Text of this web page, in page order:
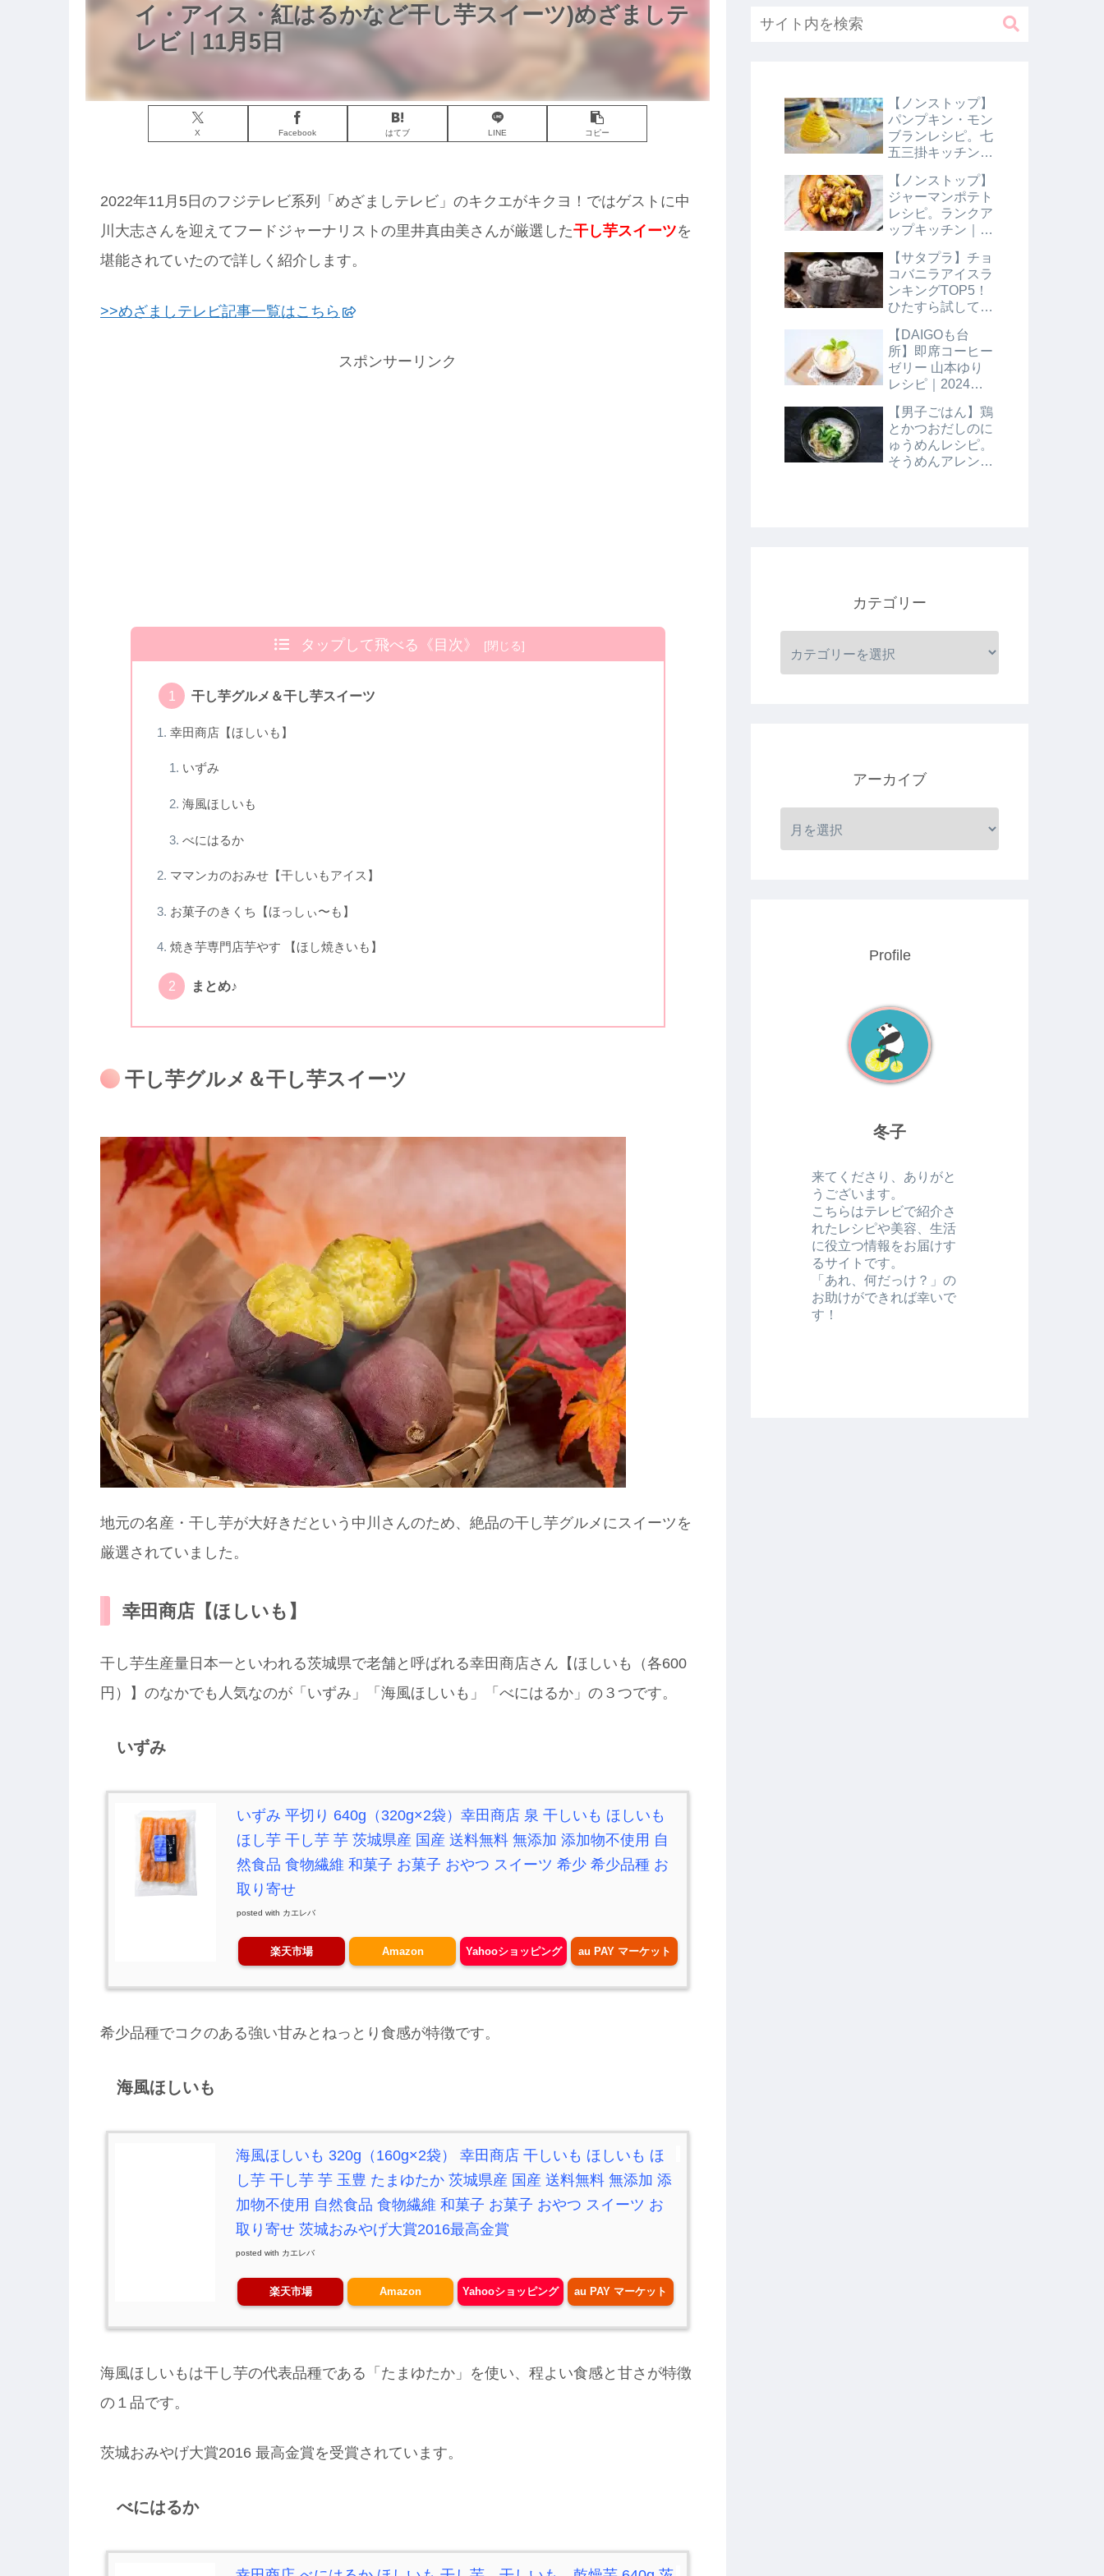
イ・アイス・紅はるかなど干し芋スイーツ)めざましテ
レビ｜11月5日
X Facebook はてブ LINE コピー
2022年11月5日のフジテレビ系列「めざましテレビ」のキクエがキクヨ！ではゲストに中
川大志さんを迎えてフードジャーナリストの里井真由美さんが厳選した干し芋スイーツを
堪能されていたので詳しく紹介します。
>>めざましテレビ記事一覧はこちら
スポンサーリンク
タップして飛べる《目次》
干し芋グルメ＆干し芋スイーツ
幸田商店【ほしいも】
いずみ
海風ほしいも
べにはるか
ママンカのおみせ【干しいもアイス】
お菓子のきくち【ほっしぃ〜も】
焼き芋専門店芋やす 【ほし焼きいも】
まとめ♪
干し芋グルメ＆干し芋スイーツ
地元の名産・干し芋が大好きだという中川さんのため、絶品の干し芋グルメにスイーツを
厳選されていました。
幸田商店【ほしいも】
干し芋生産量日本一といわれる茨城県で老舗と呼ばれる幸田商店さん【ほしいも（各600
円）】のなかでも人気なのが「いずみ」「海風ほしいも」「べにはるか」の３つです。
いずみ
いずみ 平切り 640g（320g×2袋）幸田商店 泉 干しいも ほしいも
ほし芋 干し芋 芋 茨城県産 国産 送料無料 無添加 添加物不使用 自
然食品 食物繊維 和菓子 お菓子 おやつ スイーツ 希少 希少品種 お
取り寄せ
posted with カエレバ
楽天市場 Amazon Yahooショッピング au PAY マーケット
希少品種でコクのある強い甘みとねっとり食感が特徴です。
海風ほしいも
海風ほしいも 320g（160g×2袋） 幸田商店 干しいも ほしいも ほ
し芋 干し芋 芋 玉豊 たまゆたか 茨城県産 国産 送料無料 無添加 添
加物不使用 自然食品 食物繊維 和菓子 お菓子 おやつ スイーツ お
取り寄せ 茨城おみやげ大賞2016最高金賞
posted with カエレバ
楽天市場 Amazon Yahooショッピング au PAY マーケット
海風ほしいもは干し芋の代表品種である「たまゆたか」を使い、程よい食感と甘さが特徴
の１品です。
茨城おみやげ大賞2016 最高金賞を受賞されています。
べにはるか
【ノンストップ】
パンプキン・モン
ブランレシピ。七
五三掛キッチン｜
【ノンストップ】
ジャーマンポテト
レシピ。ランクア
ップキッチン｜10
【サタプラ】チョ
コバニラアイスラ
ンキングTOP5！
ひたすら試してラ
日【サタデープラ
ス】
【DAIGOも台
所】即席コーヒー
ゼリー 山本ゆり
レシピ｜2024年8
【男子ごはん】鶏
とかつおだしのに
ゅうめんレシピ。
そうめんアレンジ
カテゴリー
アーカイブ
Profile
冬子
来てくださり、ありがと
うございます。
こちらはテレビで紹介さ
れたレシピや美容、生活
に役立つ情報をお届けす
るサイトです。
「あれ、何だっけ？」の
お助けができれば幸いで
す！